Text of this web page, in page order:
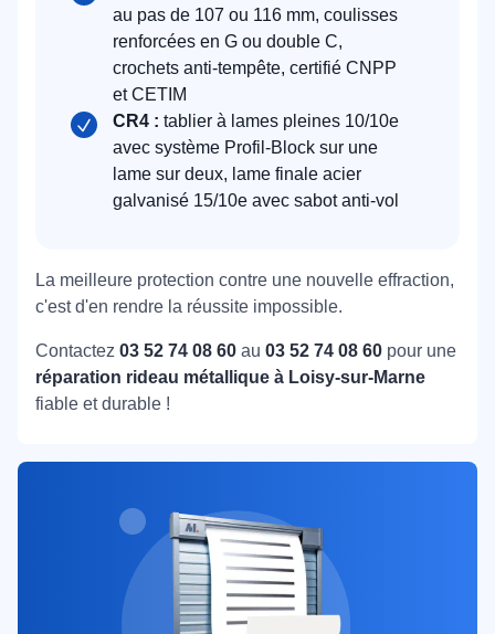
au pas de 107 ou 116 mm, coulisses
renforcées en G ou double C,
crochets anti-tempête, certifié CNPP
et CETIM
CR4 : tablier à lames pleines 10/10e
avec système Profil-Block sur une
lame sur deux, lame finale acier
galvanisé 15/10e avec sabot anti-vol
La meilleure protection contre une nouvelle effraction,
c'est d'en rendre la réussite impossible.
Contactez 03 52 74 08 60 au 03 52 74 08 60 pour une
réparation rideau métallique à Loisy-sur-Marne
fiable et durable !